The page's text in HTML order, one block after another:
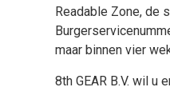
Readable Zone, de
maar binnen vier
8th GEAR B.V. wil